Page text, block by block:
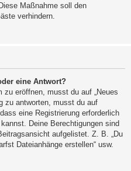
Maßnahme soll den
verhindern.
eine Antwort?
zu eröffnen, musst du auf „Neues
zu antworten, musst du auf
eine Registrierung erforderlich
Deine Berechtigungen sind
aufgelistet. Z. B. „Du
Dateianhänge erstellen“ usw.